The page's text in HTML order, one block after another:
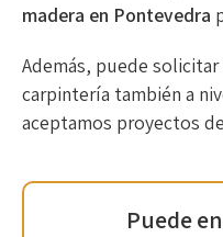
madera en Pontevedra
Además, puede
carpintería también a
aceptamos proyectos
Puede